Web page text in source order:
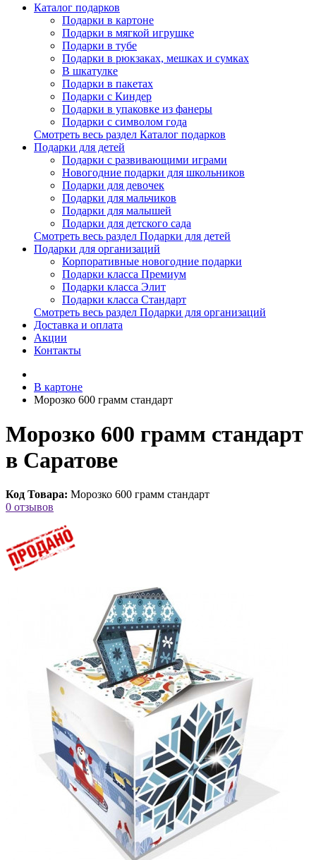
Каталог подарков
Подарки в картоне
Подарки в мягкой игрушке
Подарки в тубе
Подарки в рюкзаках, мешках и сумках
В шкатулке
Подарки в пакетах
Подарки с Киндер
Подарки в упаковке из фанеры
Подарки с символом года
Смотреть весь раздел Каталог подарков
Подарки для детей
Подарки с развивающими играми
Новогодние подарки для школьников
Подарки для девочек
Подарки для мальчиков
Подарки для малышей
Подарки для детского сада
Смотреть весь раздел Подарки для детей
Подарки для организаций
Корпоративные новогодние подарки
Подарки класса Премиум
Подарки класса Элит
Подарки класса Стандарт
Смотреть весь раздел Подарки для организаций
Доставка и оплата
Акции
Контакты
В картоне
Морозко 600 грамм стандарт
Морозко 600 грамм стандарт
в Саратове
Код Товара: Морозко 600 грамм стандарт
0 отзывов